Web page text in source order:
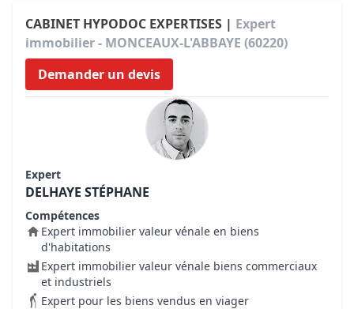
CABINET HYPODOC EXPERTISES | Expert
immobilier - MONCEAUX-L'ABBAYE (60220)
Demander un devis
Expert
DELHAYE STÉPHANE
Compétences
Expert immobilier valeur vénale en biens
d'habitations
Expert immobilier valeur vénale biens commerciaux
et industriels
Expert pour les biens vendus en viager